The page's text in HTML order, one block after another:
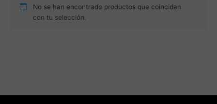
No se han encontrado productos que coincidan
con tu selección.